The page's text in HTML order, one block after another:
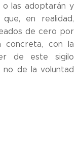
o las adoptarán y
en realidad,
de cero por
concreta, con la
de este sigilo
no de la voluntad